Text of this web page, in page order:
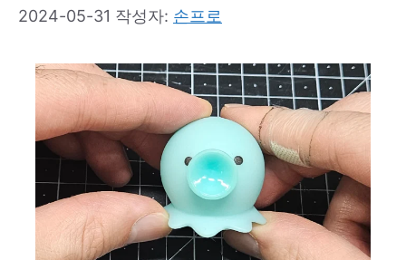
2024-05-31 작성자: 손프로